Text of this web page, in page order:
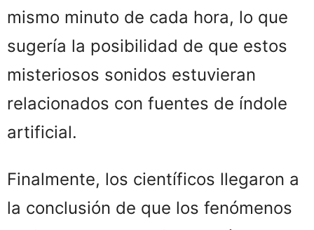
mismo minuto de cada hora, lo que
sugería la posibilidad de que estos
misteriosos sonidos estuvieran
relacionados con fuentes de índole
artificial.
Finalmente, los científicos llegaron a
la conclusión de que los fenómenos